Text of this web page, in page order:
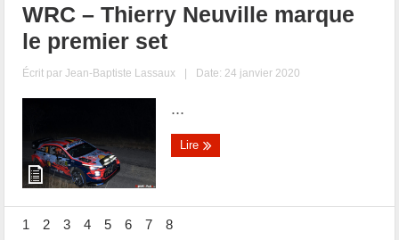
WRC – Thierry Neuville marque
le premier set
Écrit parJean-Baptiste Lassaux | Date: 24 janvier 2020
...
Lire
1 2 3 4 5 6 7 8